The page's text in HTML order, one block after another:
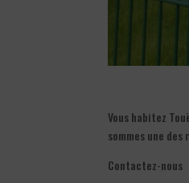
Vous habitez
sommes une
Contactez-nous